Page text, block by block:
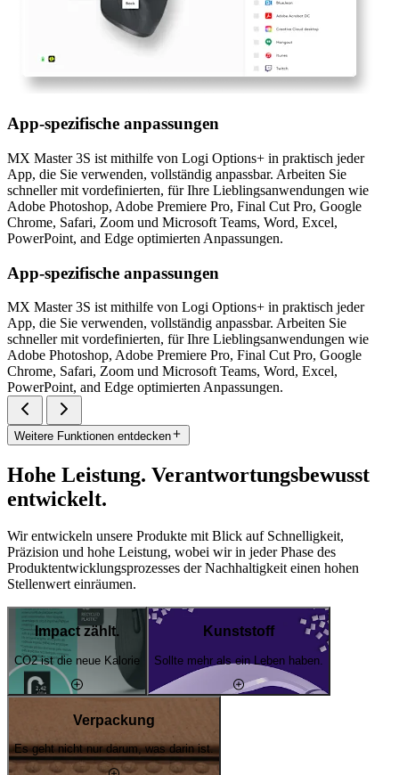
App-spezifische anpassungen
MX Master 3S ist mithilfe von Logi Options+ in praktisch jeder
App, die Sie verwenden, vollständig anpassbar. Arbeiten Sie
schneller mit vordefinierten, für Ihre Lieblingsanwendungen wie
Adobe Photoshop, Adobe Premiere Pro, Final Cut Pro, Google
Chrome, Safari, Zoom und Microsoft Teams, Word, Excel,
PowerPoint, and Edge optimierten Anpassungen.
App-spezifische anpassungen
MX Master 3S ist mithilfe von Logi Options+ in praktisch jeder
App, die Sie verwenden, vollständig anpassbar. Arbeiten Sie
schneller mit vordefinierten, für Ihre Lieblingsanwendungen wie
Adobe Photoshop, Adobe Premiere Pro, Final Cut Pro, Google
Chrome, Safari, Zoom und Microsoft Teams, Word, Excel,
PowerPoint, and Edge optimierten Anpassungen.
Weitere Funktionen entdecken
Hohe Leistung. Verantwortungsbewusst
entwickelt.
Wir entwickeln unsere Produkte mit Blick auf Schnelligkeit,
Präzision und hohe Leistung, wobei wir in jeder Phase des
Produktentwicklungsprozesses der Nachhaltigkeit einen hohen
Stellenwert einräumen.
Impact zählt.
CO2 ist die neue Kalorie
Kunststoff
Sollte mehr als ein Leben haben.
Verpackung
Es geht nicht nur darum, was darin ist.